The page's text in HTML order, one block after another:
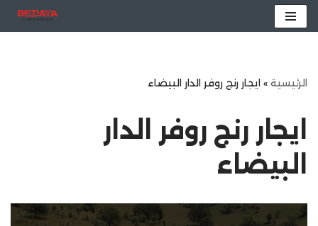
الرئيسية » ايجار رنج روفر الدار البيضاء
ايجار رنج روفر الدار
البيضاء